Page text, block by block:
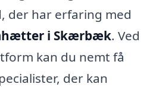
der har erfaring med
i Skærbæk. Ved
kan du nemt få
der kan